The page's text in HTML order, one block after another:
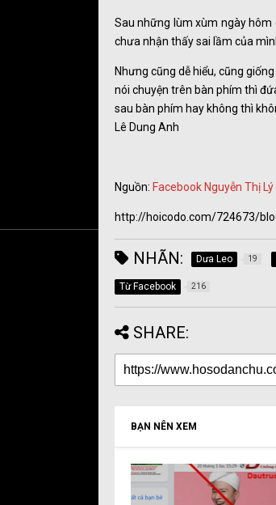
Sau những lùm xùm ngày hôm
chưa nhận thấy sai lầm của
Nhưng cũng dễ hiểu, cũng
nói chuyện trên bàn phím thì
sau bàn phím hay không thì
Lê Dung Anh
Nguồn: Facebook Nguyễn Thị Lý
http://hoicodo.com/724673/
NHÃN: Dưa Leo 19
Từ Facebook 216
SHARE:
BẠN NÊN XEM